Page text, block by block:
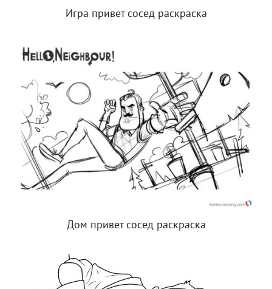
Игра привет сосед раскраска
Дом привет сосед раскраска